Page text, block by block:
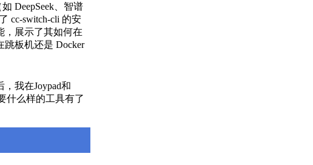
DeepSeek、智谱
cc-switch-cli 的安
，展示了其如何在
板机还是 Docker
我在Joypad和
什么样的工具有了